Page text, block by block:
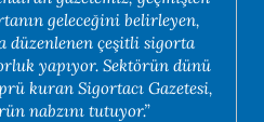
geleceğini belirleyen,
düzenlenen çeşitli sigorta
yapıyor. Sektörün dünü
kuran Sigortacı Gazetesi,
nabzını tutuyor.”